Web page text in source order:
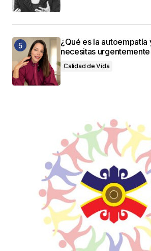
¿Qué es la autoempatía
necesitas
Calidad de Vida